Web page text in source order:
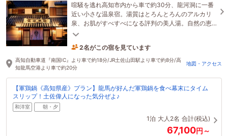
喧騒を逃れ高知市内から車で約30分、龍河洞に一番
近い小さな温泉宿。湯質はとろんとろんのアルカリ
泉、お肌がすべすべになる評判の美人湯。自然の恵
みの中、土佐の多種多様な郷土料理と地酒をご堪
2名がこの宿を見ています
11時間前に予約されました
高知自動車道『南国IC』より車で約18分/JR土佐山田駅より車で約8分/高
知龍馬空港より車で約20分
地図・アクセス
【軍鶏鍋《高知県産》プラン】龍馬が好んだ軍鶏鍋を食べ幕末にタイム
スリップ！土佐偉人になった気分ぜよ♪
和洋室 朝・夕
1泊 大人2名 合計(税込)
67,100円～